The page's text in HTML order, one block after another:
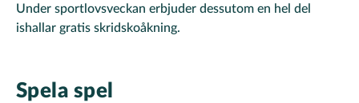
Under sportlovsveckan erbjuder dessutom en hel del
ishallar gratis skridskoåkning.
Spela spel